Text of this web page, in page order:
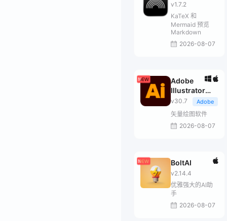
v1.7.2
KaTeX 和
Mermaid 预览
Markdown
2026-08-07
Adobe
Illustrator
2026
v30.7 Adobe
矢量绘图软件
2026-08-07
BoltAI
v2.14.4
优雅强大的AI助
手
2026-08-07